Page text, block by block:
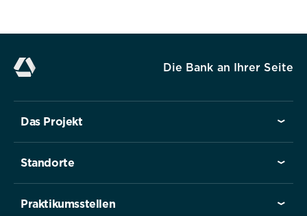
Die Bank an Ihrer Seite
Das Projekt
Standorte
Praktikumsstellen
Ablehnen
Impressum